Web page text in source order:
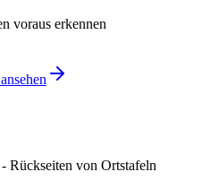
voraus erkennen
Rückseiten von Ortstafeln